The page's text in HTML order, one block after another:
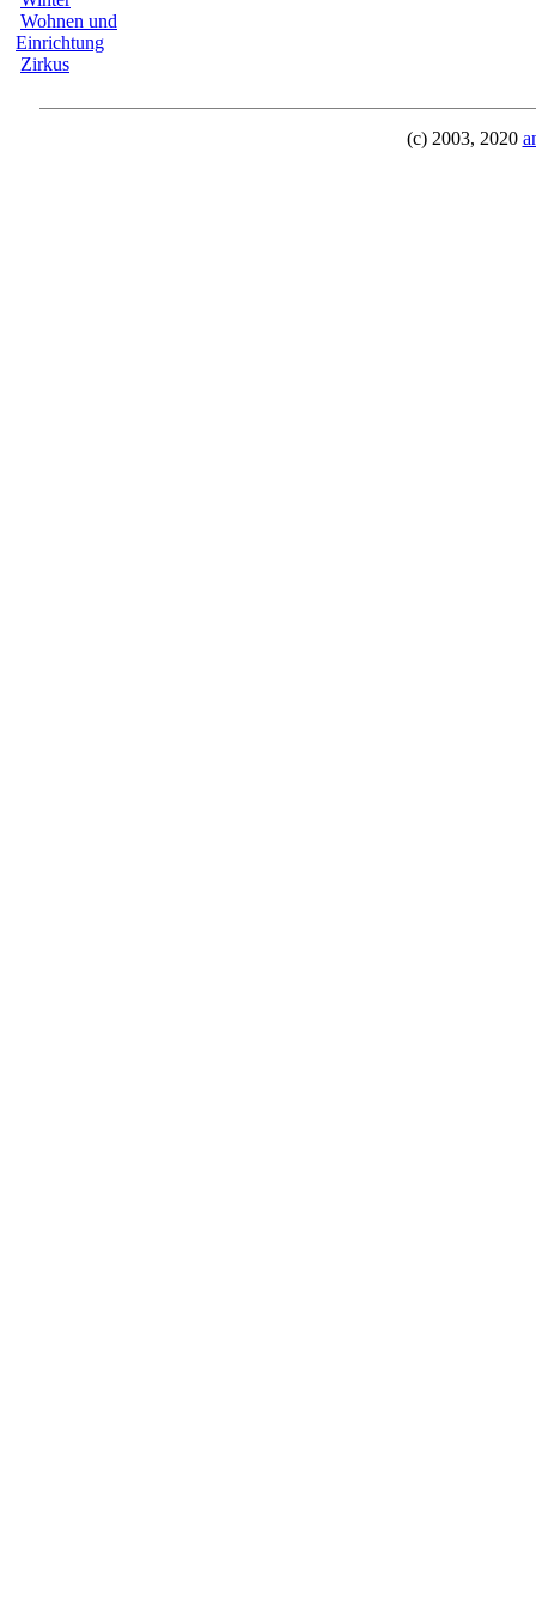
Wohnen und
Einrichtung
Zirkus
(c) 2003, 2020